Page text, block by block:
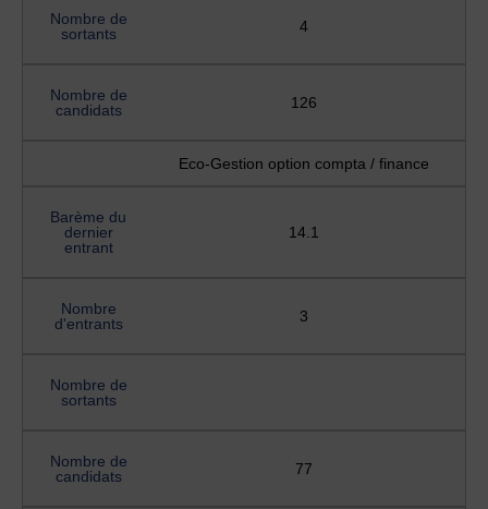
Nombre de
sortants
4
Nombre de
candidats
126
Eco-Gestion option compta / finance
Barème du
dernier
entrant
14.1
Nombre
d'entrants
3
Nombre de
sortants
Nombre de
candidats
77